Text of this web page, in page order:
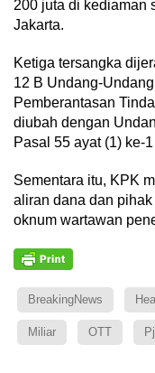
200 juta di kediaman
Jakarta.
Ketiga tersangka
12 B Undang-
Pemberantasan
diubah dengan
Pasal 55 ayat (1) ke-
Sementara itu, KPK
aliran dana dan
oknum wartawan
BreakingNews
Miliar OTT